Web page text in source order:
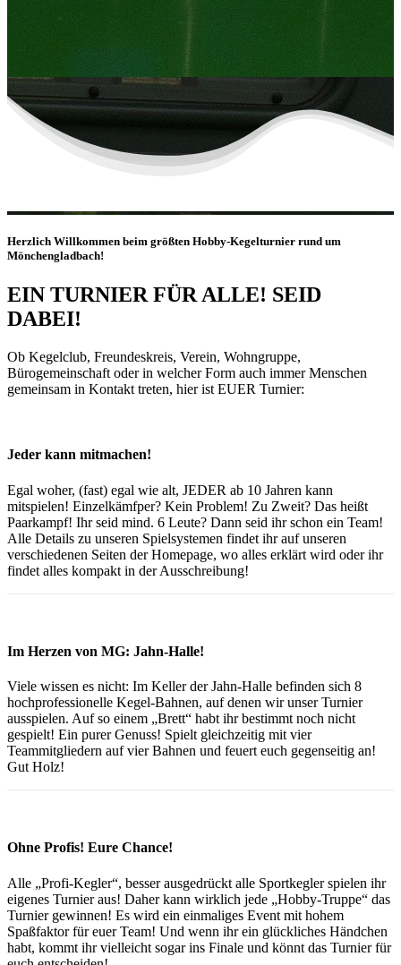
Herzlich Willkommen beim größten Hobby-Kegelturnier rund um
Mönchengladbach!
EIN TURNIER FÜR ALLE! SEID
DABEI!
Ob Kegelclub, Freundeskreis, Verein, Wohngruppe,
Bürogemeinschaft oder in welcher Form auch immer Menschen
gemeinsam in Kontakt treten, hier ist EUER Turnier:
Jeder kann mitmachen!
Egal woher, (fast) egal wie alt, JEDER ab 10 Jahren kann
mitspielen! Einzelkämfper? Kein Problem! Zu Zweit? Das heißt
Paarkampf! Ihr seid mind. 6 Leute? Dann seid ihr schon ein Team!
Alle Details zu unseren Spielsystemen findet ihr auf unseren
verschiedenen Seiten der Homepage, wo alles erklärt wird oder ihr
findet alles kompakt in der Ausschreibung!
Im Herzen von MG: Jahn-Halle!
Viele wissen es nicht: Im Keller der Jahn-Halle befinden sich 8
hochprofessionelle Kegel-Bahnen, auf denen wir unser Turnier
ausspielen. Auf so einem „Brett“ habt ihr bestimmt noch nicht
gespielt! Ein purer Genuss! Spielt gleichzeitig mit vier
Teammitgliedern auf vier Bahnen und feuert euch gegenseitig an!
Gut Holz!
Ohne Profis! Eure Chance!
Alle „Profi-Kegler“, besser ausgedrückt alle Sportkegler spielen ihr
eigenes Turnier aus! Daher kann wirklich jede „Hobby-Truppe“ das
Turnier gewinnen! Es wird ein einmaliges Event mit hohem
Spaßfaktor für euer Team! Und wenn ihr ein glückliches Händchen
habt, kommt ihr vielleicht sogar ins Finale und könnt das Turnier für